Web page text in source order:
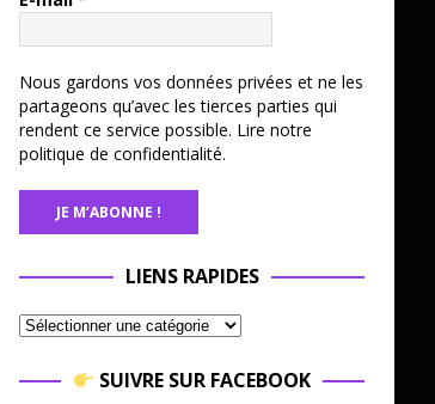
Nous gardons vos données privées et ne les
partageons qu’avec les tierces parties qui
rendent ce service possible. Lire notre
politique de confidentialité.
LIENS RAPIDES
SUIVRE SUR FACEBOOK